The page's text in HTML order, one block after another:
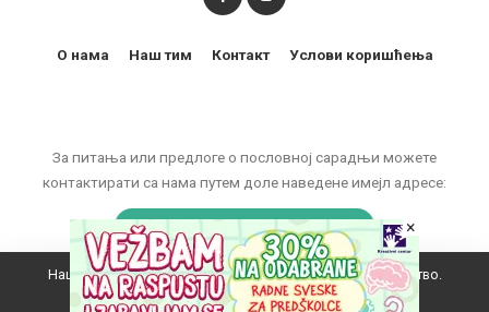
За питања или предлоге о пословној сарадњи можете
контактирати са нама путем доле наведене имејл адресе:
marketing@zelenaucionica.com
О нама Наш тим Контакт Услови коришћења
Наш вебсајт користи колачиће да побољша ваше искуство.
×